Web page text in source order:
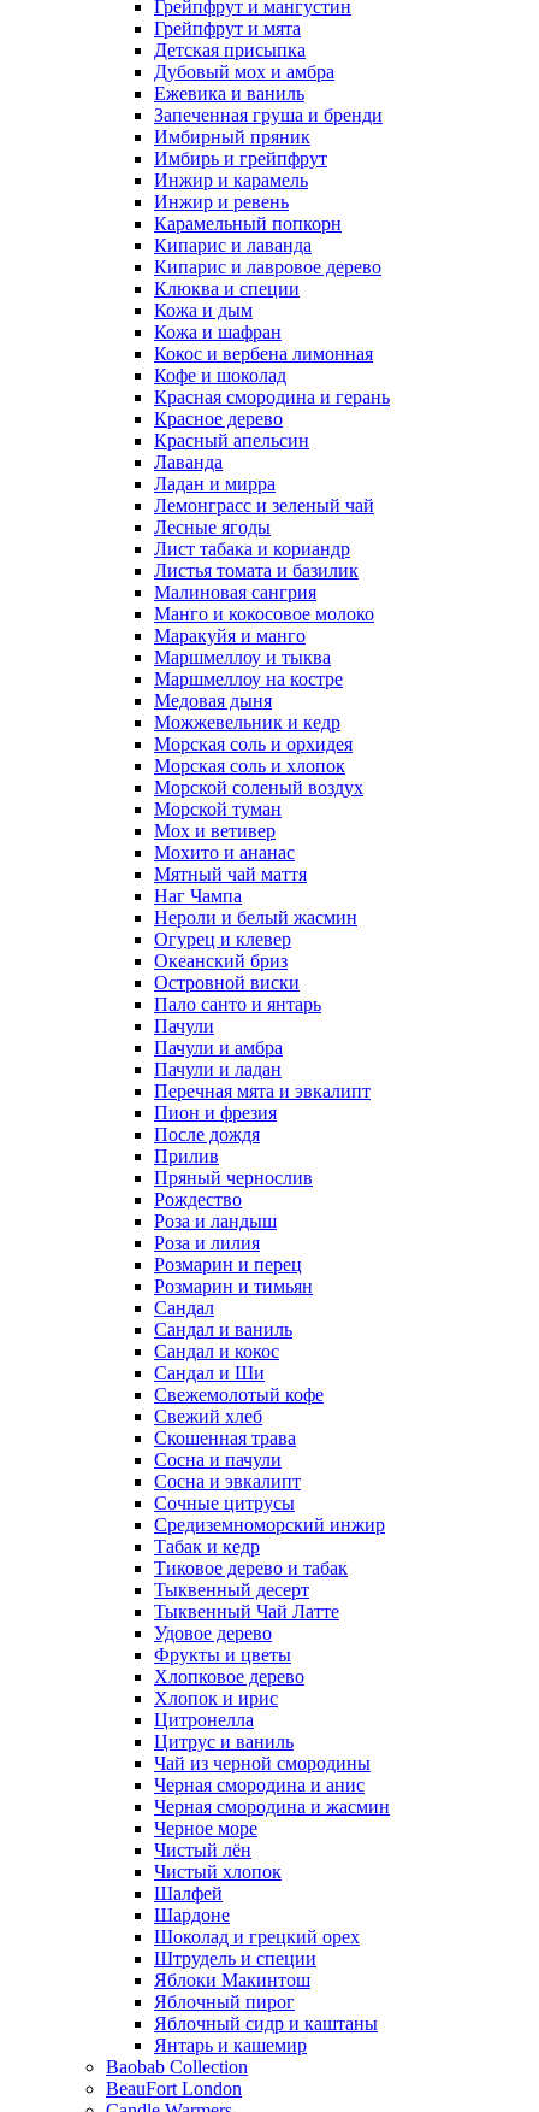
Грейпфрут и мангустин
Грейпфрут и мята
Детская присыпка
Дубовый мох и амбра
Ежевика и ваниль
Запеченная груша и бренди
Имбирный пряник
Имбирь и грейпфрут
Инжир и карамель
Инжир и ревень
Карамельный попкорн
Кипарис и лаванда
Кипарис и лавровое дерево
Клюква и специи
Кожа и дым
Кожа и шафран
Кокос и вербена лимонная
Кофе и шоколад
Красная смородина и герань
Красное дерево
Красный апельсин
Лаванда
Ладан и мирра
Лемонграсс и зеленый чай
Лесные ягоды
Лист табака и кориандр
Листья томата и базилик
Малиновая сангрия
Манго и кокосовое молоко
Маракуйя и манго
Маршмеллоу и тыква
Маршмеллоу на костре
Медовая дыня
Можжевельник и кедр
Морская соль и орхидея
Морская соль и хлопок
Морской соленый воздух
Морской туман
Мох и ветивер
Мохито и ананас
Мятный чай маття
Наг Чампа
Нероли и белый жасмин
Огурец и клевер
Океанский бриз
Островной виски
Пало санто и янтарь
Пачули
Пачули и амбра
Пачули и ладан
Перечная мята и эвкалипт
Пион и фрезия
После дождя
Прилив
Пряный чернослив
Рождество
Роза и ландыш
Роза и лилия
Розмарин и перец
Розмарин и тимьян
Сандал
Сандал и ваниль
Сандал и кокос
Сандал и Ши
Свежемолотый кофе
Свежий хлеб
Скошенная трава
Сосна и пачули
Сосна и эвкалипт
Сочные цитрусы
Средиземноморский инжир
Табак и кедр
Тиковое дерево и табак
Тыквенный десерт
Тыквенный Чай Латте
Удовое дерево
Фрукты и цветы
Хлопковое дерево
Хлопок и ирис
Цитронелла
Цитрус и ваниль
Чай из черной смородины
Черная смородина и анис
Черная смородина и жасмин
Черное море
Чистый лён
Чистый хлопок
Шалфей
Шардоне
Шоколад и грецкий орех
Штрудель и специи
Яблоки Макинтош
Яблочный пирог
Яблочный сидр и каштаны
Янтарь и кашемир
Baobab Collection
BeauFort London